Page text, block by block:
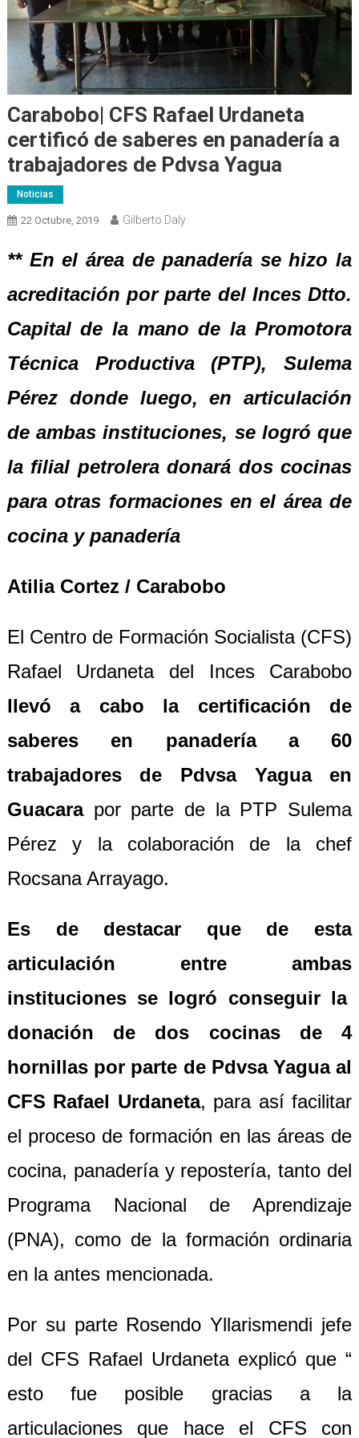
Carabobo| CFS Rafael Urdaneta
certificó de saberes en panadería a
trabajadores de Pdvsa Yagua
Noticias
22 Octubre, 2019 Gilberto Daly
** En el área de panadería se hizo la
acreditación por parte del Inces Dtto.
Capital de la mano de la Promotora
Técnica Productiva (PTP), Sulema
Pérez donde luego, en articulación
de ambas instituciones, se logró que
la filial petrolera donará dos cocinas
para otras formaciones en el área de
cocina y panadería
Atilia Cortez / Carabobo
El Centro de Formación Socialista (CFS)
Rafael Urdaneta del Inces Carabobo
llevó a cabo la certificación de
saberes en panadería a 60
trabajadores de Pdvsa Yagua en
Guacarapor parte de la PTP Sulema
Pérez y la colaboración de la chef
Rocsana Arrayago.
Es de destacar que de esta
articulación entreambas
instituciones se logró conseguir la
donación de dos cocinas de 4
hornillas por parte de Pdvsa Yagua al
CFS Rafael Urdaneta, para así facilitar
el proceso de formación en las áreas de
cocina, panadería y repostería, tanto del
Programa Nacional de Aprendizaje
(PNA), como de la formación ordinaria
en la antes mencionada.
Por su parte Rosendo Yllarismendi jefe
del CFS Rafael Urdaneta explicó que “
esto fue posible gracias a la
articulaciones que hace el CFS con